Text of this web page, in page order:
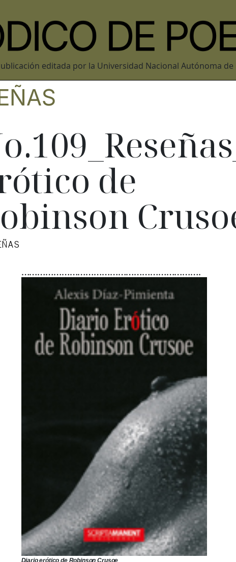
editada por la Universidad Nacional Autónoma de
de
………………………………………………………….